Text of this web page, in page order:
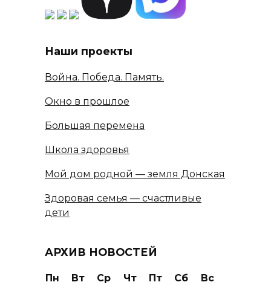
Наши проекты
Война. Победа. Память.
Окно в прошлое
Большая перемена
Школа здоровья
Мой дом родной — земля Донская
Здоровая семья — счастливые
дети
АРХИВ НОВОСТЕЙ
Пн Вт Ср Чт Пт Сб
Вс